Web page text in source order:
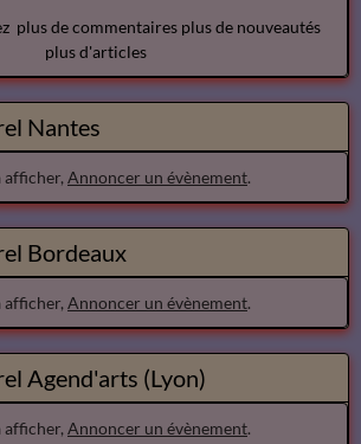
plus de commentaires plus de nouveautés
plus d'articles
Nantes
afficher, Annoncer un évènement.
Bordeaux
afficher, Annoncer un évènement.
Agend'arts (Lyon)
afficher, Annoncer un évènement.